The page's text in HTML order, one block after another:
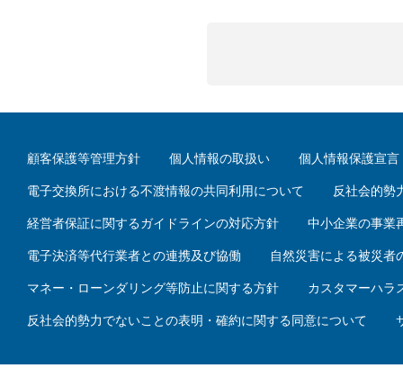
顧客保護等管理方針 個人情報の取扱い 個人情報保護宣言
電子交換所における不渡情報の共同利用について 反社会的勢
経営者保証に関するガイドラインの対応方針 中小企業の事業
電子決済等代行業者との連携及び協働 自然災害による被災者
マネー・ローンダリング等防止に関する方針 カスタマーハラ
反社会的勢力でないことの表明・確約に関する同意について